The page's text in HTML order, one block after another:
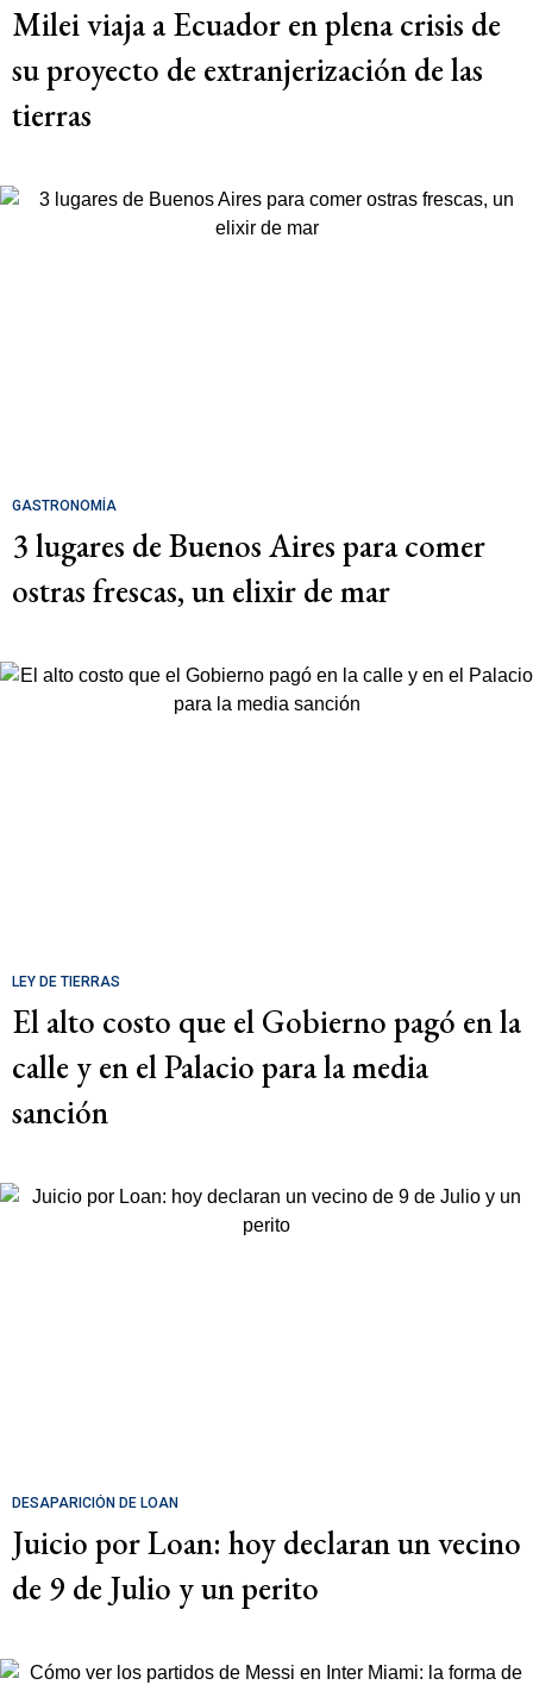
Milei viaja a Ecuador en plena crisis de
su proyecto de extranjerización de las
tierras
GASTRONOMÍA
3 lugares de Buenos Aires para comer
ostras frescas, un elixir de mar
LEY DE TIERRAS
El alto costo que el Gobierno pagó en la
calle y en el Palacio para la media
sanción
DESAPARICIÓN DE LOAN
Juicio por Loan: hoy declaran un vecino
de 9 de Julio y un perito